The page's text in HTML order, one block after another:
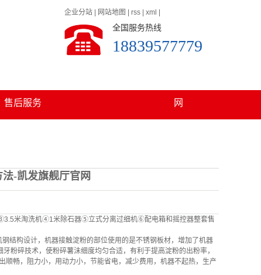
企业分站
网站地图 rss xml
全国服务热线
18839577779
售后服务 网
-凯发旗舰厅官网
米淘洗机④1米除石器⑤立式分离过细机⑥配电箱和摇控器整套售
构设计，机器接触淀粉的部位使用的是不锈钢板材，增加了机器
粉碎技术，使粉碎薯沬细度均匀合适，有利于提高淀粉的出粉率，
畅，阻力小，用动力小，节能省电，减少费用，机器不起热，生产